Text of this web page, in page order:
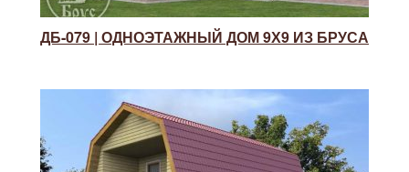
ДБ-079 | ОДНОЭТАЖНЫЙ ДОМ 9Х9 ИЗ БРУСА